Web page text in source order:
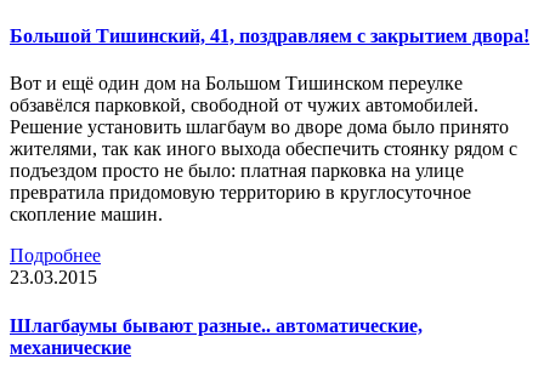
Большой Тишинский, 41, поздравляем с закрытием двора!
Вот и ещё один дом на Большом Тишинском переулке
обзавёлся парковкой, свободной от чужих автомобилей.
Решение установить шлагбаум во дворе дома было принято
жителями, так как иного выхода обеспечить стоянку рядом с
подъездом просто не было: платная парковка на улице
превратила придомовую территорию в круглосуточное
скопление машин.
Подробнее
23.03.2015
Шлагбаумы бывают разные.. автоматические,
механические